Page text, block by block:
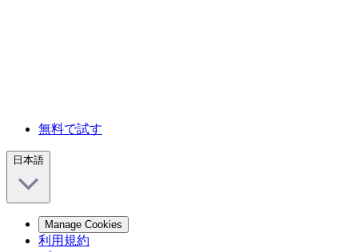
無料で試す
日本語
Manage Cookies
利用規約